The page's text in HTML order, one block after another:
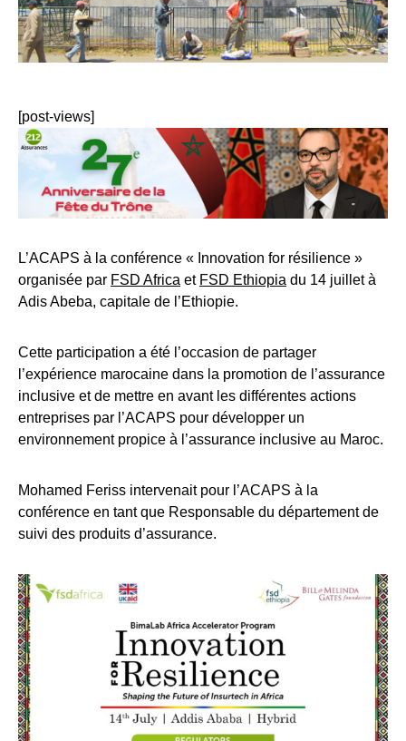
[post-views]
L’ACAPS à la conférence « Innovation for résilience »
organisée par FSD Africa et FSD Ethiopia du 14 juillet à
Adis Abeba, capitale de l’Ethiopie.
Cette participation a été l’occasion de partager
l’expérience marocaine dans la promotion de l’assurance
inclusive et de mettre en avant les différentes actions
entreprises par l’ACAPS pour développer un
environnement propice à l’assurance inclusive au Maroc.
Mohamed Feriss intervenait pour l’ACAPS à la
conférence en tant que Responsable du département de
suivi des produits d’assurance.